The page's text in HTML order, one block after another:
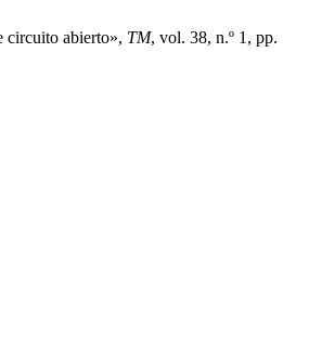
circuito abierto», TM, vol. 38, n.º 1, pp.